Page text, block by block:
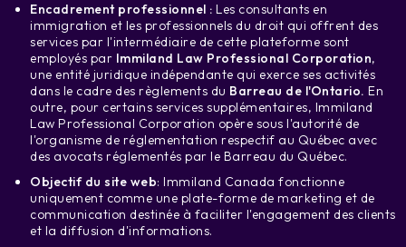
Encadrement professionnel : Les consultants en
immigration et les professionnels du droit qui offrent des
services par l'intermédiaire de cette plateforme sont
employés par Immiland Law Professional Corporation,
une entité juridique indépendante qui exerce ses activités
dans le cadre des règlements du Barreau de l'Ontario. En
outre, pour certains services supplémentaires, Immiland
Law Professional Corporation opère sous l'autorité de
l'organisme de réglementation respectif au Québec avec
des avocats réglementés par le Barreau du Québec.
Objectif du site web: Immiland Canada fonctionne
uniquement comme une plate-forme de marketing et de
communication destinée à faciliter l'engagement des clients
et la diffusion d'informations.